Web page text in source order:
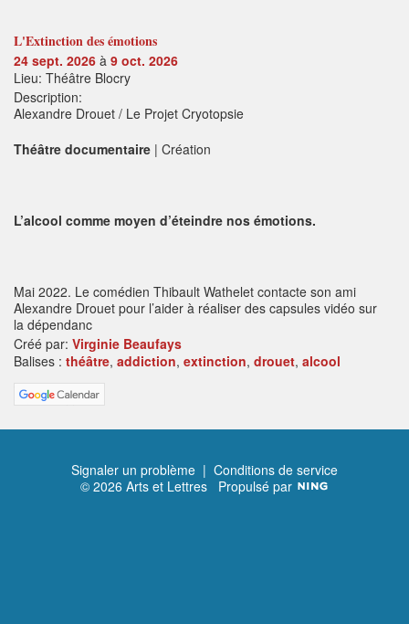
L'Extinction des émotions
24 sept. 2026 à 9 oct. 2026
Lieu: Théâtre Blocry
Description:
Alexandre Drouet / Le Projet Cryotopsie
Théâtre documentaire | Création
L’alcool comme moyen d’éteindre nos émotions.
Mai 2022. Le comédien Thibault Wathelet contacte son ami
Alexandre Drouet pour l’aider à réaliser des capsules vidéo sur
la dépendanc
Créé par: Virginie Beaufays
Balises : théâtre, addiction, extinction, drouet, alcool
Signaler un problème | Conditions de service
© 2026 Arts et Lettres Propulsé par